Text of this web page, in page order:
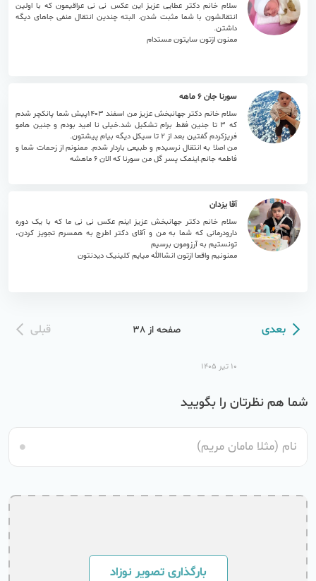
۲۰ تیر ۱۴۰۵
سلام خانم دکتر عطایی عزیز این عکس نی نی عراقیمون که با اولین
انتقالشون با شما مثبت شدن. البته چندین انتقال منفی جاهای دیگه
داشتن.
ممنون ازتون سایتون مستدام
۱۷ تیر ۱۴۰۵
سورنا جان 6 ماهه
سلام خانم دکتر جهانبخش عزیز من اسفند 1403پیش شما پانکچر شدم
که 3 تا جنین فقط برام تشکیل شد.خیلی نا امید بودم و جنین هامو
فریزکردم گفتین بعد از 2 تا سیکل دیگه بیام پیشتون.
من اصلا به انتقال نرسیدم و طبیعی باردار شدم. ممنونم از زحمات شما و
فاطمه جانم.اینمک پسر گل من سورنا که الان 6 ماهشه
۱۶ تیر ۱۴۰۵
آقا یزدان
سلام خانم دکتر جهانبخش عزیز اینم عکس نی نی ما که با یک دوره
دارودرمانی که شما به من و آقای دکتر اطرج به همسرم تجویز کردن،
تونستیم به آرزومون برسیم
ممنونیم واقعا ازتون انشاالله میایم کلینیک دیدنتون
۱۰ تیر ۱۴۰۵
بعدی صفحهاز 38 قبلی
شما هم نظرتان را بگویید
بارگذاری تصویر نوزاد